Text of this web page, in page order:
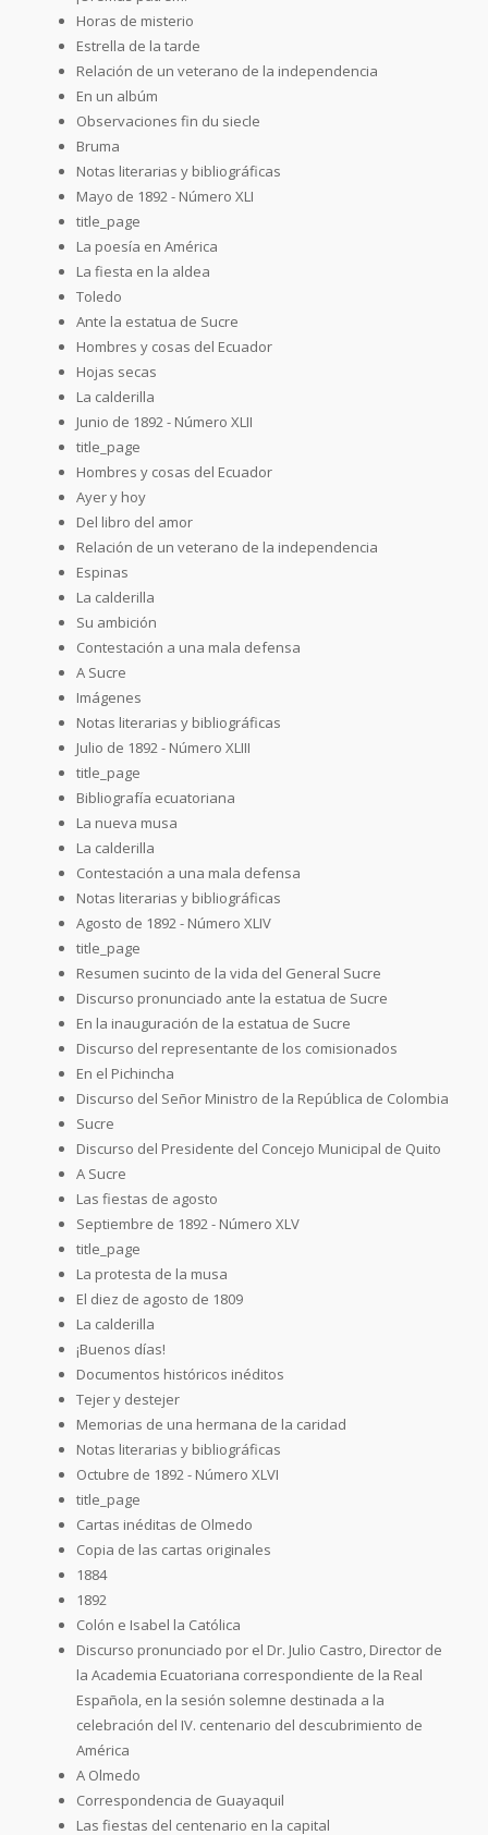
Horas de misterio
Estrella de la tarde
Relación de un veterano de la independencia
En un albúm
Observaciones fin du siecle
Bruma
Notas literarias y bibliográficas
Mayo de 1892 - Número XLI
title_page
La poesía en América
La fiesta en la aldea
Toledo
Ante la estatua de Sucre
Hombres y cosas del Ecuador
Hojas secas
La calderilla
Junio de 1892 - Número XLII
title_page
Hombres y cosas del Ecuador
Ayer y hoy
Del libro del amor
Relación de un veterano de la independencia
Espinas
La calderilla
Su ambición
Contestación a una mala defensa
A Sucre
Imágenes
Notas literarias y bibliográficas
Julio de 1892 - Número XLIII
title_page
Bibliografía ecuatoriana
La nueva musa
La calderilla
Contestación a una mala defensa
Notas literarias y bibliográficas
Agosto de 1892 - Número XLIV
title_page
Resumen sucinto de la vida del General Sucre
Discurso pronunciado ante la estatua de Sucre
En la inauguración de la estatua de Sucre
Discurso del representante de los comisionados
En el Pichincha
Discurso del Señor Ministro de la República de Colombia
Sucre
Discurso del Presidente del Concejo Municipal de Quito
A Sucre
Las fiestas de agosto
Septiembre de 1892 - Número XLV
title_page
La protesta de la musa
El diez de agosto de 1809
La calderilla
¡Buenos días!
Documentos históricos inéditos
Tejer y destejer
Memorias de una hermana de la caridad
Notas literarias y bibliográficas
Octubre de 1892 - Número XLVI
title_page
Cartas inéditas de Olmedo
Copia de las cartas originales
1884
1892
Colón e Isabel la Católica
Discurso pronunciado por el Dr. Julio Castro, Director de
la Academia Ecuatoriana correspondiente de la Real
Española, en la sesión solemne destinada a la
celebración del IV. centenario del descubrimiento de
América
A Olmedo
Correspondencia de Guayaquil
Las fiestas del centenario en la capital